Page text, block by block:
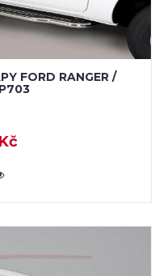
FORD RANGER /